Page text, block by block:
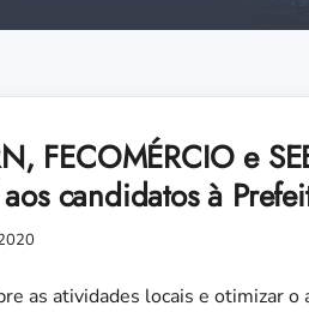
FECOMÉRCIO e
candidatos à
as atividades locais e otimizar